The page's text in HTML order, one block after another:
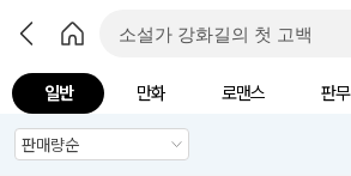
일반 만화 로맨스 판무